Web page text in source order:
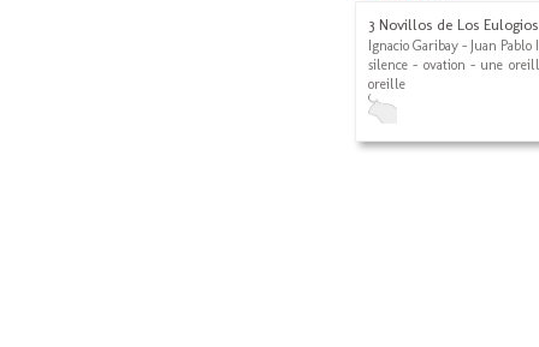
3 Novillos de Los
Ignacio Garibay - Juan
silence - ovation - une
oreille